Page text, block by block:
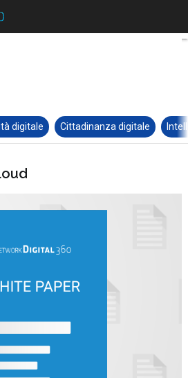
digitale Cittadinanza digitale